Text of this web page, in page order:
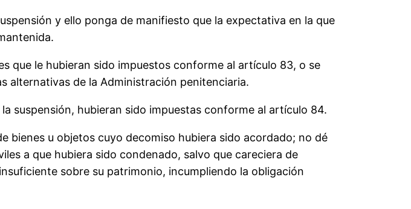
y ello ponga de manifiesto que la expectativa en la que
que le hubieran sido impuestos conforme al artículo 83, o se
alternativas de la Administración penitenciaria.
suspensión, hubieran sido impuestas conforme al artículo 84.
bienes u objetos cuyo decomiso hubiera sido acordado; no dé
a que hubiera sido condenado, salvo que careciera de
sobre su patrimonio, incumpliendo la obligación